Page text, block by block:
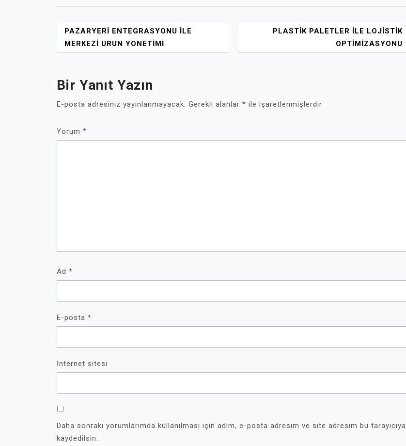
YAZI
GEZINMESI
PAZARYERI ENTEGRASYONU İLE
MERKEZI URUN YONETIMI
PLASTIK PALETLER İLE LOJISTIK
OPTIMIZASYONU
Bir Yanıt Yazın
E-posta adresiniz yayınlanmayacak. Gerekli alanlar * ile işaretlenmişlerdir
Yorum *
Ad *
E-posta *
İnternet sitesi
Daha sonraki yorumlarımda kullanılması için adım, e-posta adresim ve site adresim bu tarayıcıya
kaydedilsin.